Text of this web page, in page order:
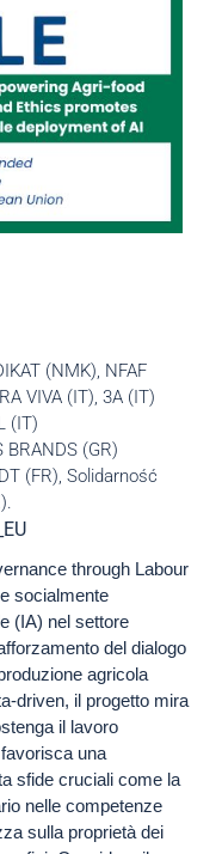
(NMK), NFAF
VIVA (IT), 3A (IT)
(IT)
BRANDS (GR)
(FR), Solidarność
through Labour
socialmente
(IA) nel settore
del dialogo
agricola
driven, il progetto mira
il lavoro
una
sfide cruciali come la
nelle competenze
sulla proprietà dei